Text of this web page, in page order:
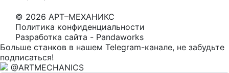
© 2026 АРТ–МЕХАНИКС
Политика конфиденциальности
Разработка сайта - Pandaworks
Больше станков в нашем Telegram-канале, не забудьте
подписаться!
@ARTMECHANICS